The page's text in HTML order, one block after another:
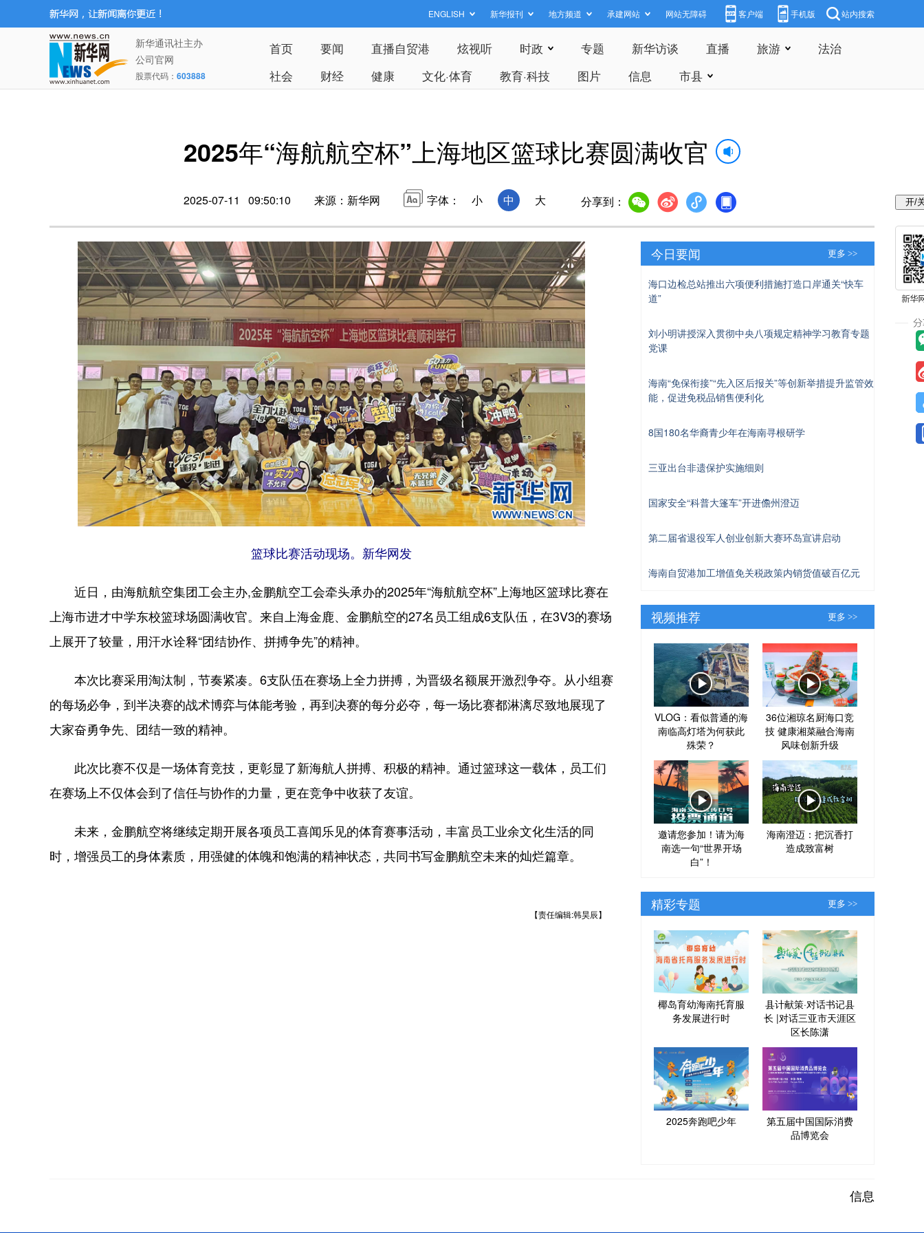
ENGLISH 新华报刊 地方频道 承建网站 网站无障碍 客户端 手机版 站内搜索
新华通讯社主办
公司官网
股票代码： 603888
首页 要闻 直播自贸港 炫视听 时政 专题 新华访谈 直播 旅游
法治
社会
财经 健康 文化·体育 教育·科技 图片 信息 市县
2025年“海航航空杯”上海地区篮球比赛圆满收官
2025-07-11 09:50:10 来源：新华网 字体： 小 中 大 分享到：
篮球比赛活动现场。新华网发
近日，由海航航空集团工会主办,金鹏航空工会牵头承办的2025年“海航航空杯”上海地区篮球比赛在
上海市进才中学东校篮球场圆满收官。来自上海金鹿、金鹏航空的27名员工组成6支队伍，在3V3的赛场
上展开了较量，用汗水诠释“团结协作、拼搏争先”的精神。
本次比赛采用淘汰制，节奏紧凑。6支队伍在赛场上全力拼搏，为晋级名额展开激烈争夺。从小组赛
的每场必争，到半决赛的战术博弈与体能考验，再到决赛的每分必夺，每一场比赛都淋漓尽致地展现了
大家奋勇争先、团结一致的精神。
此次比赛不仅是一场体育竞技，更彰显了新海航人拼搏、积极的精神。通过篮球这一载体，员工们
在赛场上不仅体会到了信任与协作的力量，更在竞争中收获了友谊。
未来，金鹏航空将继续定期开展各项员工喜闻乐见的体育赛事活动，丰富员工业余文化生活的同
时，增强员工的身体素质，用强健的体魄和饱满的精神状态，共同书写金鹏航空未来的灿烂篇章。
【责任编辑:韩昊辰】
今日要闻 更多 >>
海口边检总站推出六项便利措施打造口岸通关“快车
道”
刘小明讲授深入贯彻中央八项规定精神学习教育专题
党课
海南“免保衔接”“先入区后报关”等创新举措提升监管效
能，促进免税品销售便利化
8国180名华裔青少年在海南寻根研学
三亚出台非遗保护实施细则
国家安全“科普大篷车”开进儋州澄迈
第二届省退役军人创业创新大赛环岛宣讲启动
海南自贸港加工增值免关税政策内销货值破百亿元
视频推荐 更多 >>
VLOG：看似普通的海
南临高灯塔为何获此
殊荣？
36位湘琼名厨海口竞
技 健康湘菜融合海南
风味创新升级
邀请您参加！请为海
南选一句“世界开场
白”！
海南澄迈：把沉香打
造成致富树
精彩专题 更多 >>
椰岛育幼海南托育服
务发展进行时
县计献策·对话书记县
长 |对话三亚市天涯区
区长陈潇
2025奔跑吧少年
第五届中国国际消费
品博览会
信息